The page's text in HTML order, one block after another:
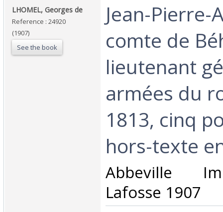
‎LHOMEL, Georges de‎
Reference : 24920
(1907)
See the book
‎Jean-Pierre-
comte de
lieutenant
armées du
1813, cinq
hors-texte
‎Abbeville
Lafosse 1907 ‎